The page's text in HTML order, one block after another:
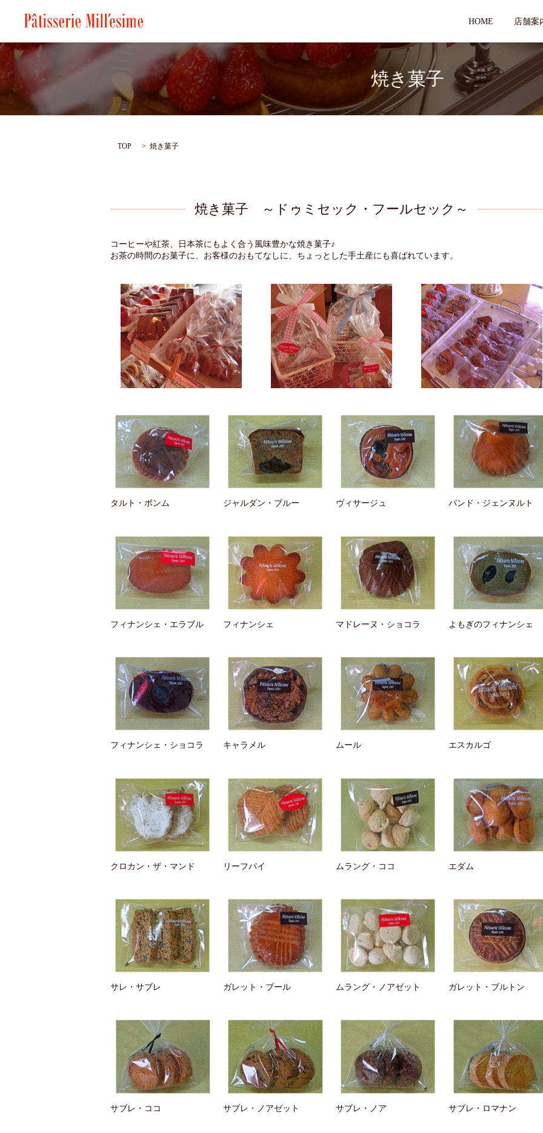
HOME 店舗案
焼き菓子
TOP 焼き菓子
焼き菓子 ～ドゥミセック・フールセック～
コーヒーや紅茶、日本茶にもよく合う風味豊かな焼き菓子♪
お茶の時間のお菓子に、お客様のおもてなしに、ちょっとした手土産にも喜ばれています。
タルト・ポンム ジャルダン・ブルー ヴィサージュ パンド・ジェンヌルト
フィナンシェ・エラブル フィナンシェ マドレーヌ・ショコラ よもぎのフィナンシェ
フィナンシェ・ショコラ キャラメル ムール エスカルゴ
クロカン・ザ・マンド リーフパイ ムラング・ココ エダム
サレ・サブレ ガレット・ブール ムラング・ノアゼット ガレット・ブルトン
サブレ・ココ サブレ・ノアゼット サブレ・ノア サブレ・ロマナン